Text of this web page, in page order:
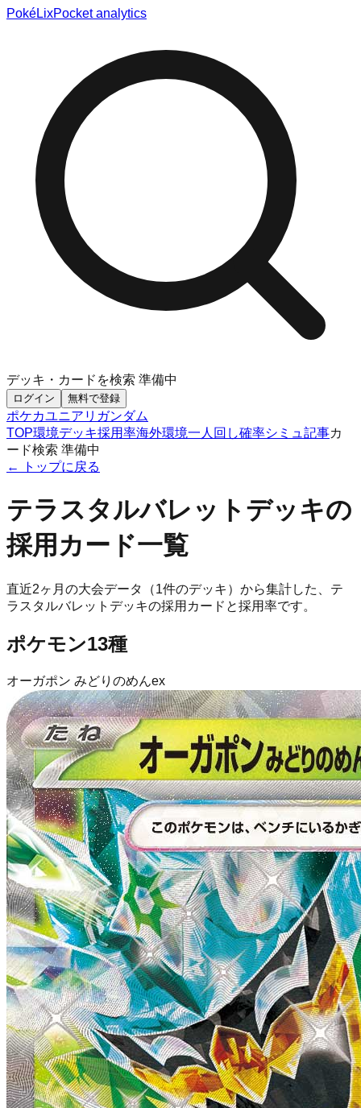
PokéLixPocket analytics
デッキ・カードを検索 準備中
ログイン 無料で登録
ポケカユニアリ ガンダム
TOP環境デッキ採用率海外環境一人回し確率シミュ 記事カ
ード検索 準備中
← トップに戻る
テラスタルバレット デッキの
採用カード一覧
直近2ヶ月の大会データ（1件のデッキ）から集計した、 テ
ラスタルバレット デッキの採用カードと採用率です。
ポケモン13種
オーガポン みどりのめんex